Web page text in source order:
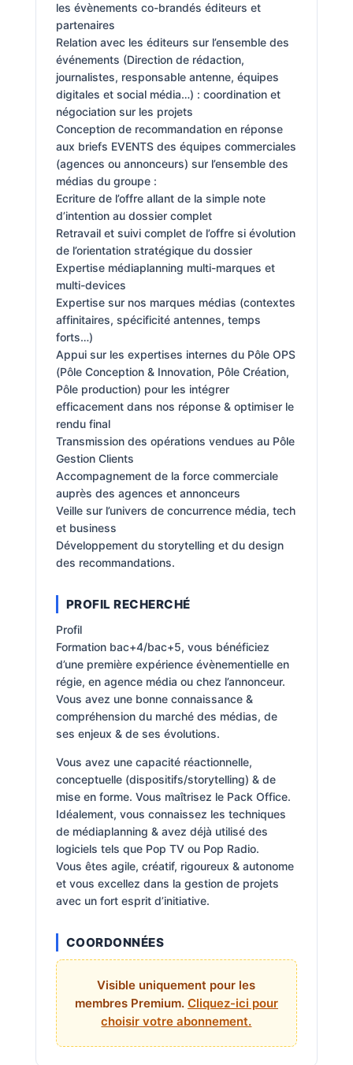
les évènements co-brandés éditeurs et
partenaires
Relation avec les éditeurs sur l’ensemble des
événements (Direction de rédaction,
journalistes, responsable antenne, équipes
digitales et social média…) : coordination et
négociation sur les projets
Conception de recommandation en réponse
aux briefs EVENTS des équipes commerciales
(agences ou annonceurs) sur l’ensemble des
médias du groupe :
Ecriture de l’offre allant de la simple note
d’intention au dossier complet
Retravail et suivi complet de l’offre si évolution
de l’orientation stratégique du dossier
Expertise médiaplanning multi-marques et
multi-devices
Expertise sur nos marques médias (contextes
affinitaires, spécificité antennes, temps
forts…)
Appui sur les expertises internes du Pôle OPS
(Pôle Conception & Innovation, Pôle Création,
Pôle production) pour les intégrer
efficacement dans nos réponse & optimiser le
rendu final
Transmission des opérations vendues au Pôle
Gestion Clients
Accompagnement de la force commerciale
auprès des agences et annonceurs
Veille sur l’univers de concurrence média, tech
et business
Développement du storytelling et du design
des recommandations.
PROFIL RECHERCHÉ
Profil
Formation bac+4/bac+5, vous bénéficiez
d’une première expérience évènementielle en
régie, en agence média ou chez l’annonceur.
Vous avez une bonne connaissance &
compréhension du marché des médias, de
ses enjeux & de ses évolutions.
Vous avez une capacité réactionnelle,
conceptuelle (dispositifs/storytelling) & de
mise en forme. Vous maîtrisez le Pack Office.
Idéalement, vous connaissez les techniques
de médiaplanning & avez déjà utilisé des
logiciels tels que Pop TV ou Pop Radio.
Vous êtes agile, créatif, rigoureux & autonome
et vous excellez dans la gestion de projets
avec un fort esprit d’initiative.
COORDONNÉES
Visible uniquement pour les
membres Premium. Cliquez-ici pour
choisir votre abonnement.